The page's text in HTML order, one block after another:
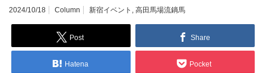
2024/10/18 Column 新宿イベント , 高田馬場流鏑馬
Post Share
Hatena Pocket